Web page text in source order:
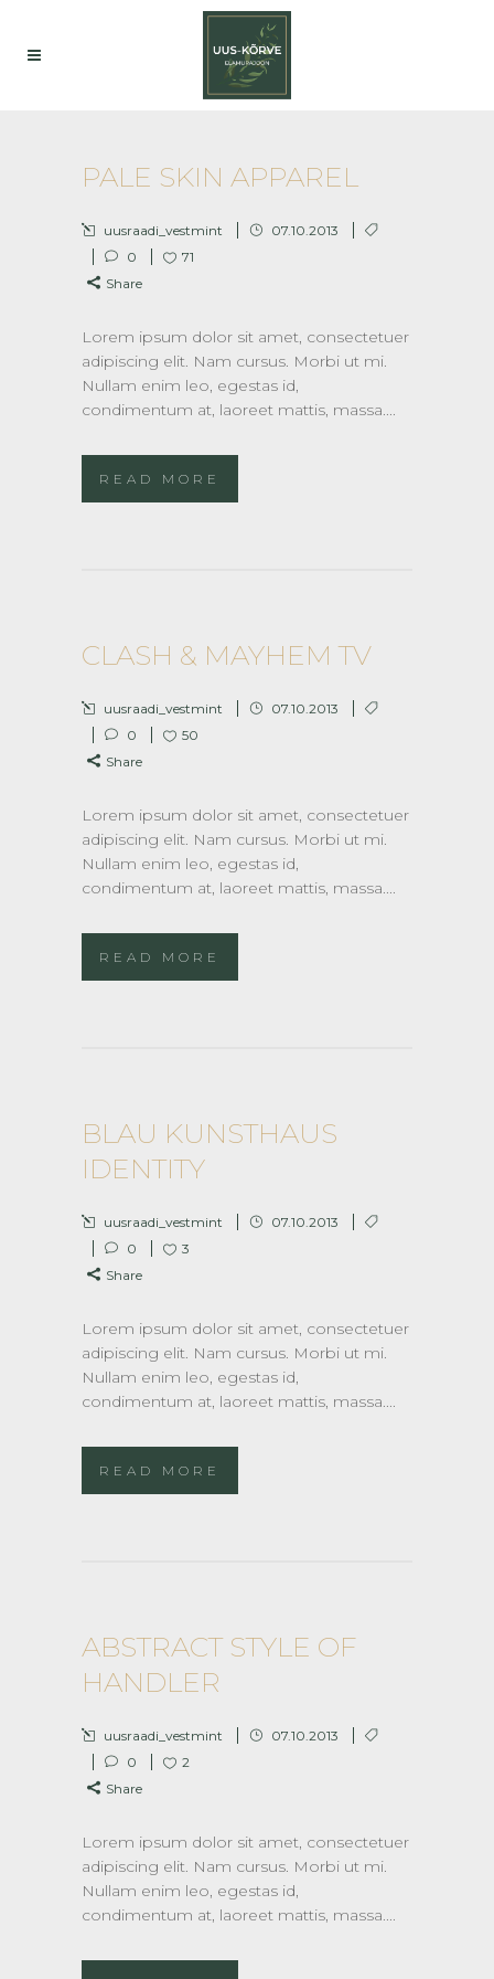
PALE SKIN APPAREL
uusraadi_vestmint
07.10.2013
0
71
Share
Lorem ipsum dolor sit amet, consectetuer
adipiscing elit. Nam cursus. Morbi ut mi.
Nullam enim leo, egestas id,
condimentum at, laoreet mattis, massa....
READ MORE
CLASH & MAYHEM TV
uusraadi_vestmint
07.10.2013
0
50
Share
Lorem ipsum dolor sit amet, consectetuer
adipiscing elit. Nam cursus. Morbi ut mi.
Nullam enim leo, egestas id,
condimentum at, laoreet mattis, massa....
READ MORE
BLAU KUNSTHAUS
IDENTITY
uusraadi_vestmint
07.10.2013
0
3
Share
Lorem ipsum dolor sit amet, consectetuer
adipiscing elit. Nam cursus. Morbi ut mi.
Nullam enim leo, egestas id,
condimentum at, laoreet mattis, massa....
READ MORE
ABSTRACT STYLE OF
HANDLER
uusraadi_vestmint
07.10.2013
0
2
Share
Lorem ipsum dolor sit amet, consectetuer
adipiscing elit. Nam cursus. Morbi ut mi.
Nullam enim leo, egestas id,
condimentum at, laoreet mattis, massa....